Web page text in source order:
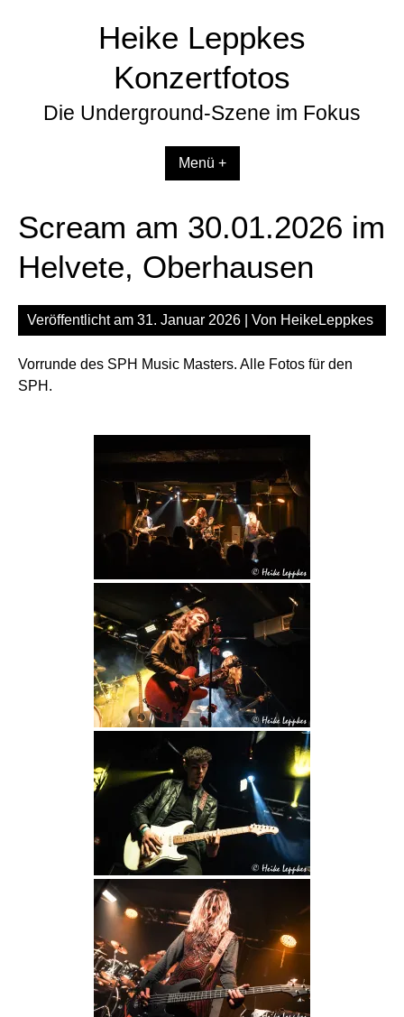
Heike Leppkes
Konzertfotos
Die Underground-Szene im Fokus
Menü +
Scream am 30.01.2026 im
Helvete, Oberhausen
Veröffentlicht am 31. Januar 2026 | Von HeikeLeppkes
Vorrunde des SPH Music Masters. Alle Fotos für den
SPH.